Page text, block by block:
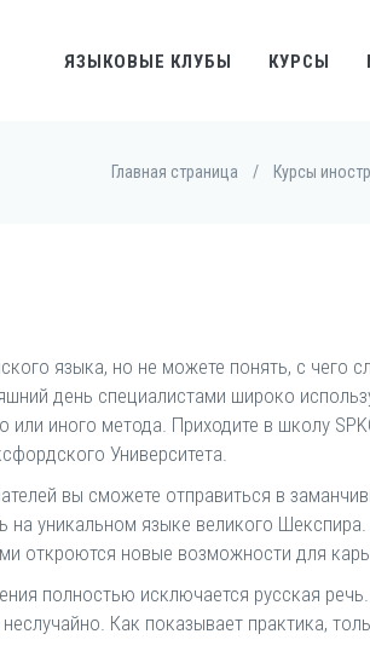
ЯЗЫКОВЫЕ КЛУБЫ КУРСЫ
Главная страница / Курсы
языка, но не можете понять, с чего
день специалистами широко
иного метода. Приходите в школу
Университета.
вы сможете отправиться в
на уникальном языке великого
откроются новые возможности для
полностью исключается русская
Как показывает практика,